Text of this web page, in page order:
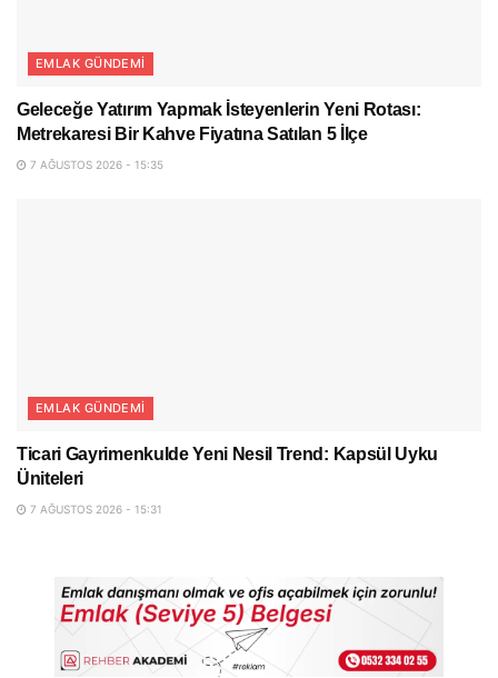
EMLAK GÜNDEMI
Geleceğe Yatırım Yapmak İsteyenlerin Yeni Rotası:
Metrekaresi Bir Kahve Fiyatına Satılan 5 İlçe
7 AĞUSTOS 2026 - 15:35
EMLAK GÜNDEMI
Ticari Gayrimenkulde Yeni Nesil Trend: Kapsül Uyku
Üniteleri
7 AĞUSTOS 2026 - 15:31